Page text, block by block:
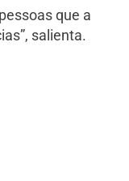
que a
salienta.